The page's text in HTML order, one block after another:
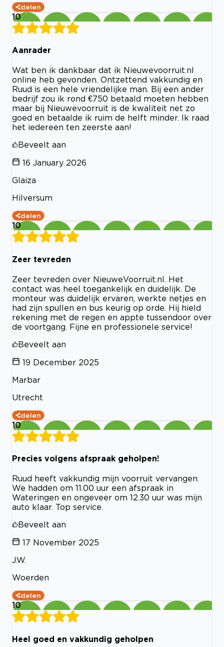
delen
10
Aanrader
Wat ben ik dankbaar dat ik Nieuwevoorruit.nl
online heb gevonden. Ontzettend vakkundig en
Ruud is een hele vriendelijke man. Bij een ander
bedrijf zou ik rond €750 betaald moeten hebben
maar bij Nieuwevoorruit is de kwaliteit net zo
goed en betaalde ik ruim de helft minder. Ik raad
het iedereen ten zeerste aan!
Beveelt aan
16 January 2026
Glaiza
Hilversum
delen
10
Zeer tevreden
Zeer tevreden over NieuweVoorruit.nl. Het
contact was heel toegankelijk en duidelijk. De
monteur was duidelijk ervaren, werkte netjes en
had zijn spullen en bus keurig op orde. Hij hield
rekening met de regen en appte tussendoor over
de voortgang. Fijne en professionele service!
Beveelt aan
19 December 2025
Marbar
Utrecht
delen
10
Precies volgens afspraak geholpen!
Ruud heeft vakkundig mijn voorruit vervangen.
We hadden om 11.00 uur een afspraak in
Wateringen en ongeveer om 12.30 uur was mijn
auto klaar. Top service.
Beveelt aan
17 November 2025
J.W.
Woerden
delen
10
Heel goed en vakkundig geholpen